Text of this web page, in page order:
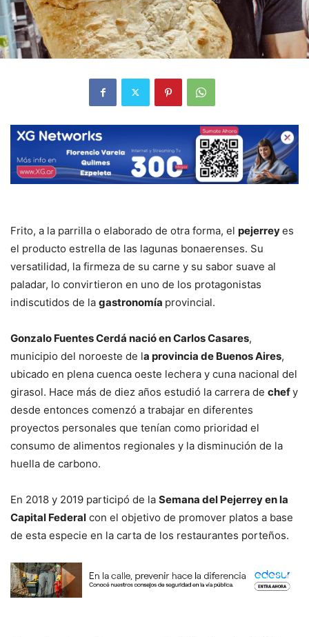
Frito, a la parrilla o elaborado de otra forma, el pejerreyes
el producto estrella de las lagunas bonaerenses. Su
versatilidad, la firmeza de su carne y su sabor suave al
paladar, lo convirtieron en uno de los protagonistas
indiscutidos de la gastronomía provincial.
Gonzalo Fuentes Cerdá nació en Carlos Casares,
municipio del noroeste de la provincia de Buenos Aires,
ubicado en plena cuenca oeste lechera y cuna nacional del
girasol. Hace más de diez años estudió la carrera de chefy
desde entonces comenzó a trabajar en diferentes
proyectos personales que tenían como prioridad el
consumo de alimentos regionales y la disminución de la
huella de carbono.
En 2018 y 2019 participó de la Semana del Pejerrey en la
Capital Federal con el objetivo de promover platos a base
de esta especie en la carta de los restaurantes porteños.